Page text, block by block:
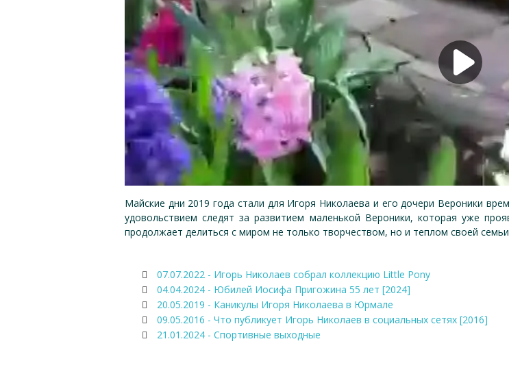
Майские дни 2019 года стали для Игоря Николаева и его дочери Вероники
удовольствием следят за развитием маленькой Вероники, которая уже
продолжает делиться с миром не только творчеством, но и теплом своей
07.07.2022 - Игорь Николаев собрал коллекцию Little Pony
04.04.2024 - Юбилей Иосифа Пригожина 55 лет [2024]
20.05.2019 - Каникулы Игоря Николаева в Юрмале
09.05.2016 - Что публикует Игорь Николаев в социальных сетях [2016]
21.01.2024 - Спортивные выходные